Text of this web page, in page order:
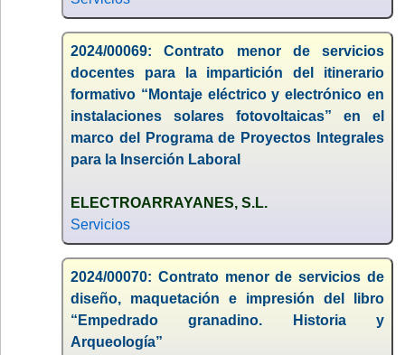
2024/00069: Contrato menor de servicios
docentes para la impartición del itinerario
formativo “Montaje eléctrico y electrónico en
instalaciones solares fotovoltaicas” en el
marco del Programa de Proyectos Integrales
para la Inserción Laboral
ELECTROARRAYANES, S.L.
Servicios
2024/00070: Contrato menor de servicios de
diseño, maquetación e impresión del libro
“Empedrado granadino. Historia y
Arqueología”